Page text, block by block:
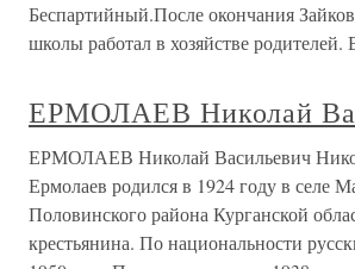
Беспартийный.После окончания
школы работал в хозяйстве родителей.
ЕРМОЛАЕВ Николай
ЕРМОЛАЕВ Николай Васильевич
Ермолаев родился в 1924 году в селе
Половинского района Курганской
крестьянина. По национальности